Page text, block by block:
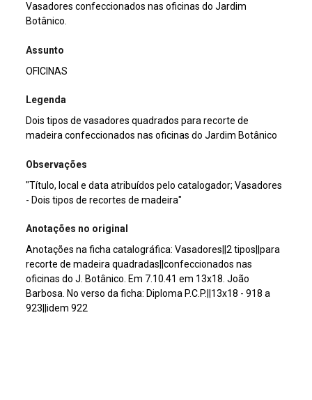
Vasadores confeccionados nas oficinas do Jardim
Botânico.
Assunto
OFICINAS
Legenda
Dois tipos de vasadores quadrados para recorte de
madeira confeccionados nas oficinas do Jardim Botânico
Observações
"Título, local e data atribuídos pelo catalogador; Vasadores
- Dois tipos de recortes de madeira"
Anotações no original
Anotações na ficha catalográfica: Vasadores||2 tipos||para
recorte de madeira quadradas||confeccionados nas
oficinas do J. Botânico. Em 7.10.41 em 13x18. João
Barbosa. No verso da ficha: Diploma P.C.P.||13x18 - 918 a
923||idem 922